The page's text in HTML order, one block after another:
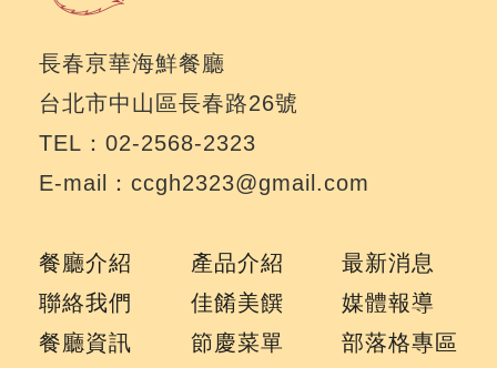
長春亰華海鮮餐廳
台北市中山區長春路26號
TEL：02-2568-2323
E-mail：ccgh2323@gmail.com
餐廳介紹
聯絡我們
餐廳資訊
產品介紹
佳餚美饌
節慶菜單
最新消息
媒體報導
部落格專區